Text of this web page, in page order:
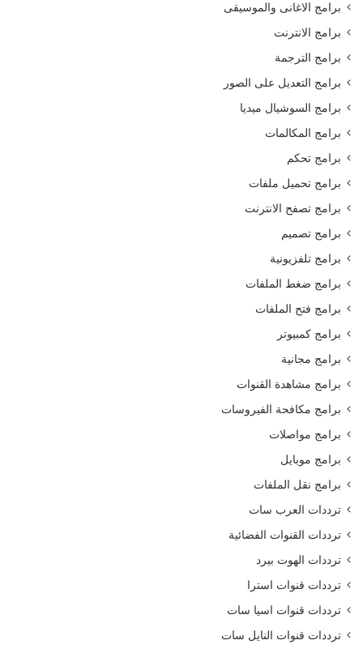
برامج الاغانى والموسيقى
برامج الانترنت
برامج الترجمة
برامج التعديل على الصور
برامج السوشيال ميديا
برامج المكالمات
برامج تحكم
برامج تحميل ملفات
برامج تصفح الانترنت
برامج تصميم
برامج تلفزيونية
برامج ضغط الملفات
برامج فتح الملفات
برامج كمبيوتر
برامج مجانية
برامج مشاهدة القنوات
برامج مكافحة الفيروسات
برامج مواصلات
برامج موبايل
برامج نقل الملفات
ترددات العرب سات
ترددات القنوات الفضائية
ترددات الهوت بيرد
ترددات قنوات استرا
ترددات قنوات اسيا سات
ترددات قنوات النايل سات